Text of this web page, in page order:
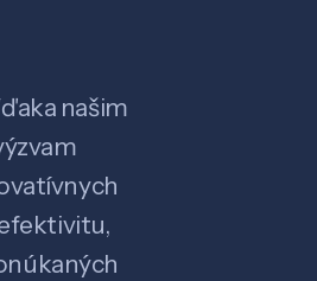
našim